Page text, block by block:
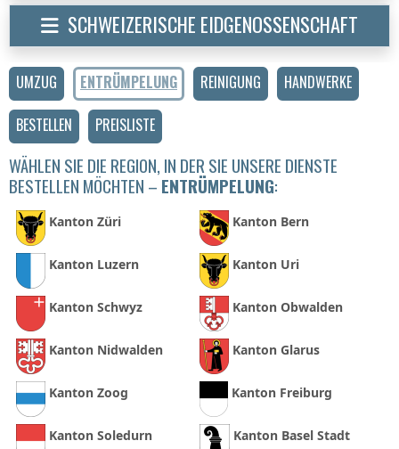
UMZUG ENTRÜMPELUNG REINIGUNG
HANDWERKE
BESTELLEN
PREISLISTE
WÄHLEN SIE DIE REGION, IN DER SIE UNSERE DIENSTE
BESTELLEN MÖCHTEN – ENTRÜMPELUNG:
Kanton Züri Kanton Bern
Kanton Luzern Kanton Uri
Kanton Schwyz Kanton Obwalden
Kanton Nidwalden Kanton Glarus
Kanton Zoog Kanton Freiburg
Kanton Soledurn Kanton Basel Stadt
SCHWEIZERISCHE EIDGENOSSENSCHAFT